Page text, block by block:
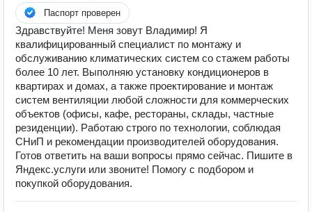
Паспорт проверен
Здравствуйте! Меня зовут Владимир! Я
квалифицированный специалист по монтажу и
обслуживанию климатических систем со стажем работы
более 10 лет. Выполняю установку кондиционеров в
квартирах и домах, а также проектирование и монтаж
систем вентиляции любой сложности для коммерческих
объектов (офисы, кафе, рестораны, склады, частные
резиденции). Работаю строго по технологии, соблюдая
СНиП и рекомендации производителей оборудования.
Готов ответить на ваши вопросы прямо сейчас. Пишите в
Яндекс.услуги или звоните! Помогу с подбором и
покупкой оборудования.